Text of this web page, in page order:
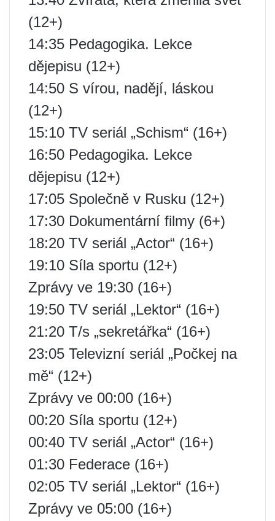
(12+)
14:35 Pedagogika. Lekce
dějepisu (12+)
14:50 S vírou, nadějí, láskou
(12+)
15:10 TV seriál „Schism“ (16+)
16:50 Pedagogika. Lekce
dějepisu (12+)
17:05 Společně v Rusku (12+)
17:30 Dokumentární filmy (6+)
18:20 TV seriál „Actor“ (16+)
19:10 Síla sportu (12+)
Zprávy ve 19:30 (16+)
19:50 TV seriál „Lektor“ (16+)
21:20 T/s „sekretářka“ (16+)
23:05 Televizní seriál „Počkej na
mě“ (12+)
Zprávy ve 00:00 (16+)
00:20 Síla sportu (12+)
00:40 TV seriál „Actor“ (16+)
01:30 Federace (16+)
02:05 TV seriál „Lektor“ (16+)
Zprávy ve 05:00 (16+)